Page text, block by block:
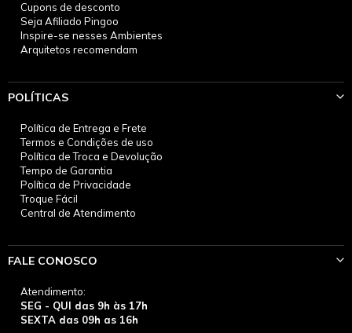
Cupons de desconto
Seja Afiliado Pingoo
Inspire-se nesses Ambientes
Arquitetos recomendam
POLÍTICAS
Política de Entrega e Frete
Termos e Condições de uso
Política de Troca e Devolução
Tempo de Garantia
Política de Privacidade
Troque Fácil
Central de Atendimento
FALE CONOSCO
Atendimento:
SEG - QUI das 9h às 17h
SEXTA das 09h as 16h